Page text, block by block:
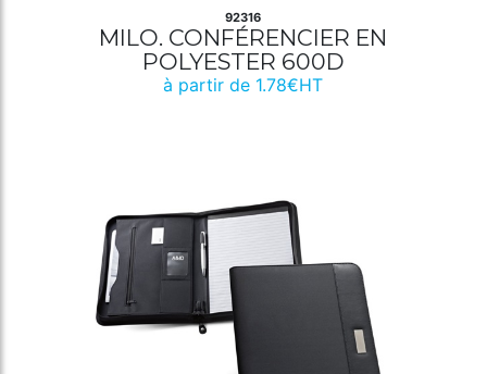
92316
MILO. CONFÉRENCIER EN
POLYESTER 600D
à partir de 1.78€HT